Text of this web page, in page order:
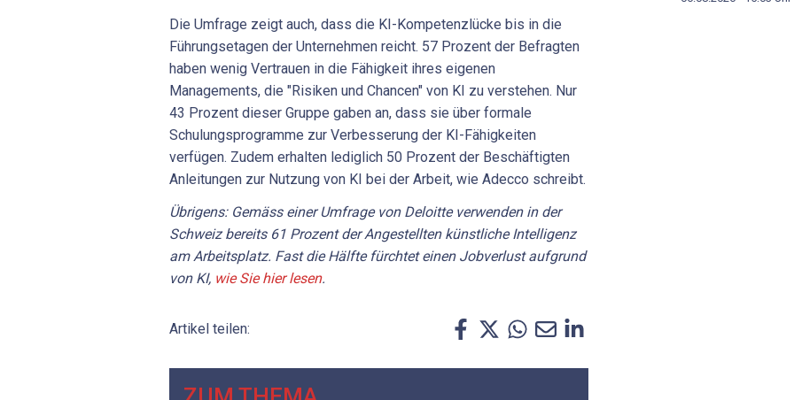
Die Umfrage zeigt auch, dass die KI-Kompetenzlücke bis in die
Führungsetagen der Unternehmen reicht. 57 Prozent der Befragten
haben wenig Vertrauen in die Fähigkeit ihres eigenen
Managements, die "Risiken und Chancen" von KI zu verstehen. Nur
43 Prozent dieser Gruppe gaben an, dass sie über formale
Schulungsprogramme zur Verbesserung der KI-Fähigkeiten
verfügen. Zudem erhalten lediglich 50 Prozent der Beschäftigten
Anleitungen zur Nutzung von KI bei der Arbeit, wie Adecco schreibt.
Übrigens: Gemäss einer Umfrage von Deloitte verwenden in der
Schweiz bereits 61 Prozent der Angestellten künstliche Intelligenz
am Arbeitsplatz. Fast die Hälfte fürchtet einen Jobverlust aufgrund
von KI, wie Sie hier lesen.
Artikel teilen: